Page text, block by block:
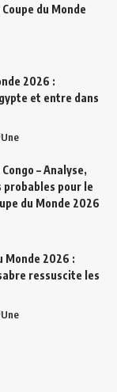
du Monde
2026 :
et entre dans
Une
– Analyse,
pour le
du Monde 2026
Monde 2026 :
ressuscite les
Une